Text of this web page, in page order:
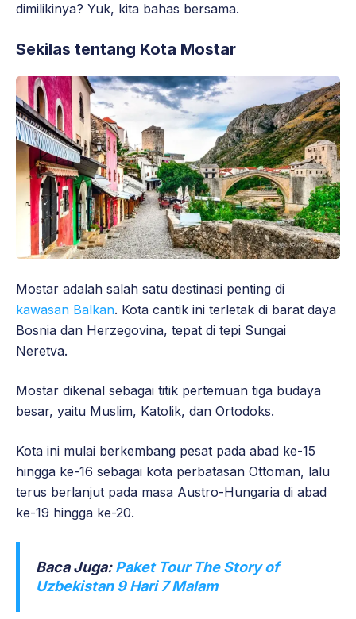
dimilikinya? Yuk, kita bahas bersama.
Sekilas tentang Kota Mostar
Mostar adalah salah satu destinasi penting di
kawasan Balkan. Kota cantik ini terletak di barat daya
Bosnia dan Herzegovina, tepat di tepi Sungai
Neretva.
Mostar dikenal sebagai titik pertemuan tiga budaya
besar, yaitu Muslim, Katolik, dan Ortodoks.
Kota ini mulai berkembang pesat pada abad ke-15
hingga ke-16 sebagai kota perbatasan Ottoman, lalu
terus berlanjut pada masa Austro-Hungaria di abad
ke-19 hingga ke-20.
Baca Juga:Paket Tour The Story of
Uzbekistan 9 Hari 7 Malam